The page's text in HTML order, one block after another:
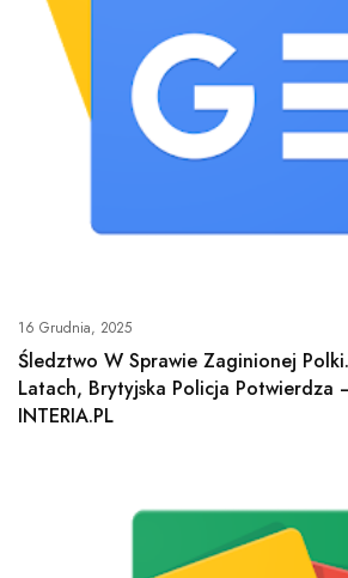
16 Grudnia, 2025
Śledztwo W Sprawie Zaginionej
Latach, Brytyjska Policja Potwierdza
INTERIA.PL